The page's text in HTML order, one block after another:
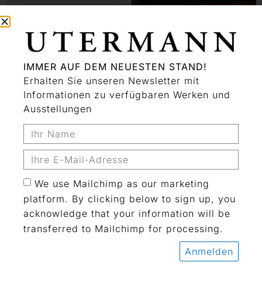
Norbert Kricke. Retrospektive zum 100.
Geburtstag
4.November 2022 - 28.Februar 2023
Showroom
Norbert Kricke
IMMER AUF DEM NEUESTEN STAND!
Erhalten Sie unseren Newsletter mit
Informationen zu verfügbaren Werken und
Ausstellungen
We use Mailchimp as our marketing
platform. By clicking below to sign up, you
acknowledge that your information will be
transferred to Mailchimp for processing.
Anmelden